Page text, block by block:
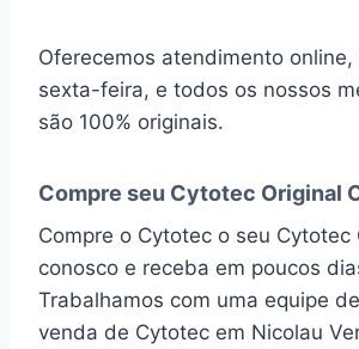
Oferecemos atendimento
sexta-feira, e todos os nossos
são 100% originais.
Compre seu Cytotec Original
Compre o Cytotec o seu Cytotec
conosco e receba em poucos
Trabalhamos com uma equipe
venda de Cytotec em Nicolau